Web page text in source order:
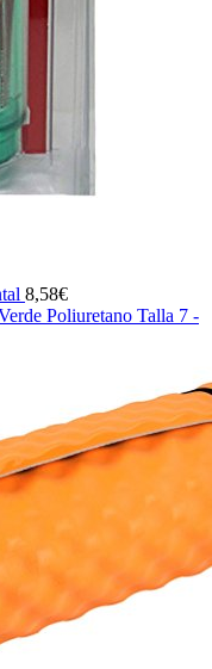
8,58€
Poliuretano Talla 7 -